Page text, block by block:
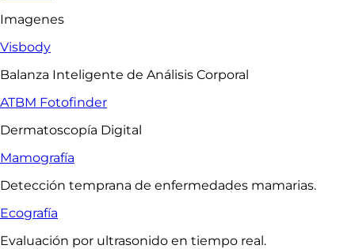
Imagenes
Visbody
Balanza Inteligente de Análisis Corporal
ATBM Fotofinder
Dermatoscopía Digital
Mamografía
Detección temprana de enfermedades mamarias.
Ecografía
Evaluación por ultrasonido en tiempo real.